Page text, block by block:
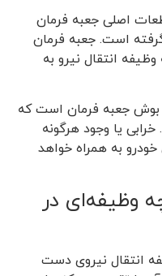
اصلی جعبه فرمان
است. جعبه فرمان
انتقال نیرو به
بوش جعبه فرمان است که
یا وجود هرگونه
به همراه خواهد
وظیفه‌ای در
انتقال نیروی دست